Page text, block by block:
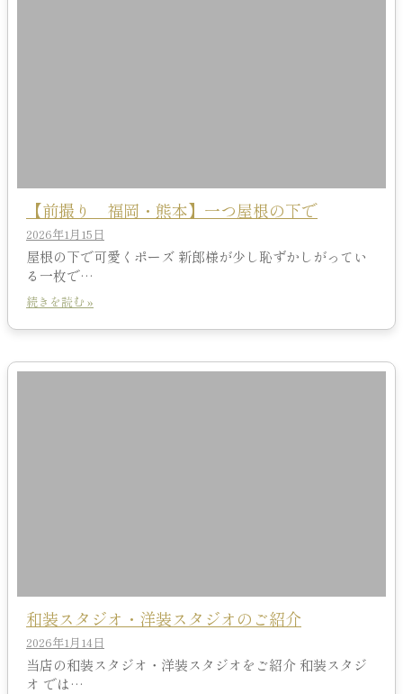
【前撮り 福岡・熊本】一つ屋根の下で
2026年1月15日
屋根の下で可愛くポーズ 新郎様が少し恥ずかしがってい
る一枚で…
続きを読む »
和装スタジオ・洋装スタジオのご紹介
2026年1月14日
当店の和装スタジオ・洋装スタジオをご紹介 和装スタジ
オ では…